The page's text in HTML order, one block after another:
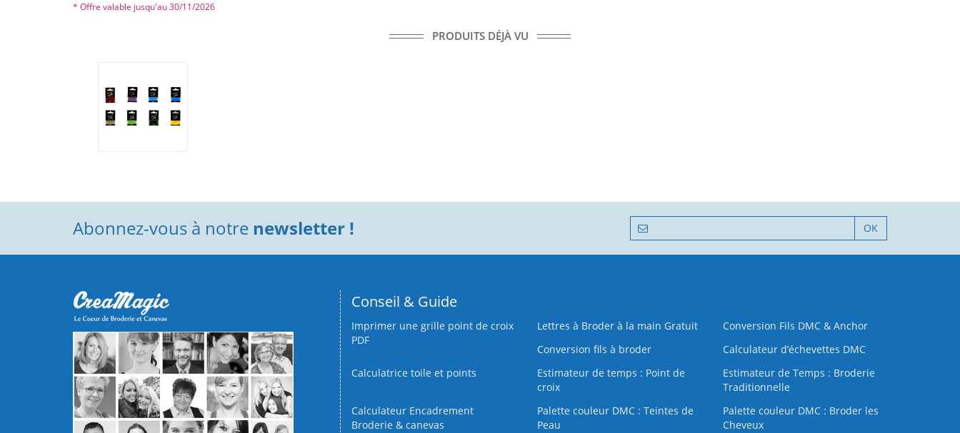
* Offre valable jusqu'au 30/11/2026
PRODUITS DÉJÀ VU
Abonnez-vous à notre newsletter ! OK
Conseil & Guide
Imprimer une grille point de croix
PDF
Lettres à Broder à la main Gratuit
Conversion Fils DMC & Anchor
Conversion fils à broder
Calculateur d’échevettes DMC
Calculatrice toile et points
Estimateur de temps : Point de
croix
Estimateur de Temps : Broderie
Traditionnelle
Calculateur Encadrement
Broderie & canevas
Palette couleur DMC : Teintes de
Peau
Palette couleur DMC : Broder les
Cheveux